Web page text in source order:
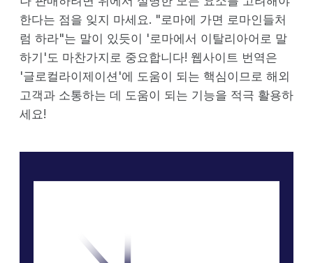
한다는 점을 잊지 마세요. "로마에 가면 로마인들처
럼 하라"는 말이 있듯이 '로마에서 이탈리아어로 말
하기'도 마찬가지로 중요합니다! 웹사이트 번역은
'글로컬라이제이션'에 도움이 되는 핵심이므로 해외
고객과 소통하는 데 도움이 되는 기능을 적극 활용하
세요!